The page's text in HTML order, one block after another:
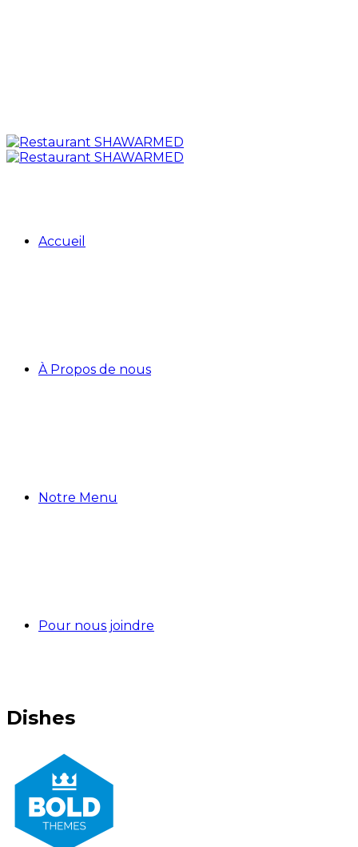
Accueil
À Propos de nous
Notre Menu
Pour nous joindre
Dishes